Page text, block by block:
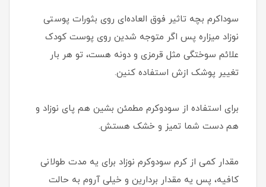
سوداکرم بچه تاثیر فوق العاده‌ای روی بثورات پوستی
نوزاد میزاره پس اگر متوجه شدین روی پوست کودک
علائم سوختگی مثل قرمزی و دونه هست، تو هر بار
تغییر پوشک ازش استفاده کنین.
برای استفاده از سودوکرم مطمئن بشین هم پای نوزاد و
هم دست شما تمیز و خشک هستش.
مقدار کمی از کرم سودوکرم نوزاد برای یه مدت طولانی
کافیه، پس یه مقدار بردارین و خیلی آروم به حالت